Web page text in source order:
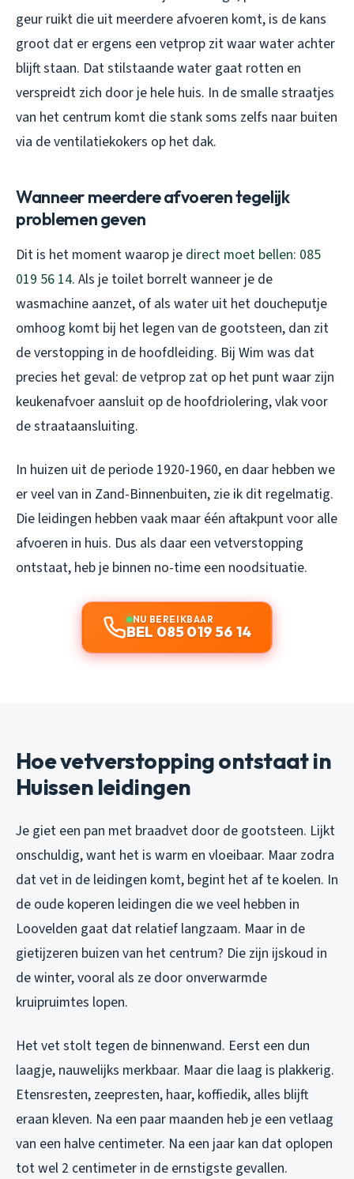
geur ruikt die uit meerdere afvoeren komt, is de kans
groot dat er ergens een vetprop zit waar water achter
blijft staan. Dat stilstaande water gaat rotten en
verspreidt zich door je hele huis. In de smalle straatjes
van het centrum komt die stank soms zelfs naar buiten
via de ventilatiekokers op het dak.
Wanneer meerdere afvoeren tegelijk
problemen geven
Dit is het moment waarop je direct moet bellen: 085
019 56 14. Als je toilet borrelt wanneer je de
wasmachine aanzet, of als water uit het doucheputje
omhoog komt bij het legen van de gootsteen, dan zit
de verstopping in de hoofdleiding. Bij Wim was dat
precies het geval: de vetprop zat op het punt waar zijn
keukenafvoer aansluit op de hoofdriolering, vlak voor
de straataansluiting.
In huizen uit de periode 1920-1960, en daar hebben we
er veel van in Zand-Binnenbuiten, zie ik dit regelmatig.
Die leidingen hebben vaak maar één aftakpunt voor alle
afvoeren in huis. Dus als daar een vetverstopping
ontstaat, heb je binnen no-time een noodsituatie.
NU BEREIKBAAR
BEL 085 019 56 14
Hoe vetverstopping ontstaat in
Huissen leidingen
Je giet een pan met braadvet door de gootsteen. Lijkt
onschuldig, want het is warm en vloeibaar. Maar zodra
dat vet in de leidingen komt, begint het af te koelen. In
de oude koperen leidingen die we veel hebben in
Loovelden gaat dat relatief langzaam. Maar in de
gietijzeren buizen van het centrum? Die zijn ijskoud in
de winter, vooral als ze door onverwarmde
kruipruimtes lopen.
Het vet stolt tegen de binnenwand. Eerst een dun
laagje, nauwelijks merkbaar. Maar die laag is plakkerig.
Etensresten, zeepresten, haar, koffiedik, alles blijft
eraan kleven. Na een paar maanden heb je een vetlaag
van een halve centimeter. Na een jaar kan dat oplopen
tot wel 2 centimeter in de ernstigste gevallen.